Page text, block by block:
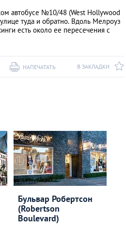
автобусе №10/48 (West Hollywood
туда и обратно. Вдоль Мелроуз
есть около ее пересечения с
В ЗАКЛАДКИ
НАПЕЧАТАТЬ
Бульвар Робертсон
(Robertson
Boulevard)